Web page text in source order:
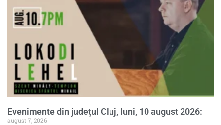
Evenimente din județul Cluj, luni, 10 august 2026:
august 7, 2026